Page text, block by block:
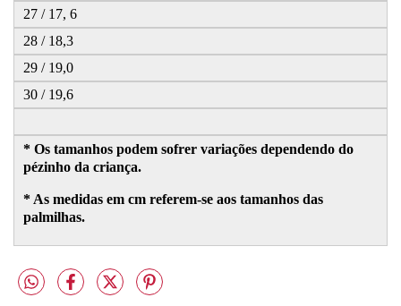
27 / 17, 6
28 / 18,3
29 / 19,0
30 / 19,6
* Os tamanhos podem sofrer variações dependendo do
pézinho da criança.
* As medidas em cm referem-se aos tamanhos das
palmilhas.